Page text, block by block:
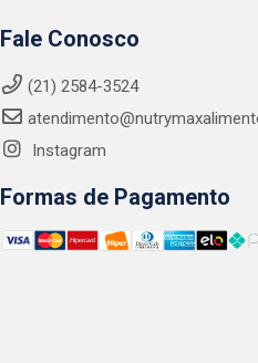
Fale Conosco
(21) 2584-3524
Instagram
Formas de Pagamento